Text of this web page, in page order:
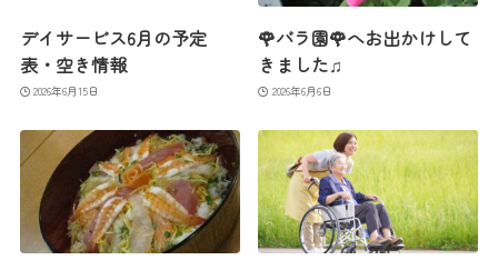
デイサービス6月の予定
表・空き情報
2026年6月15日
🌹バラ園🌹へお出かけして
きました♫
2026年6月6日